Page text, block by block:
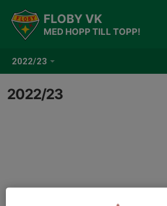
2022/23
FLOBY VK
MED HOPP TILL TOPP!
2022/23